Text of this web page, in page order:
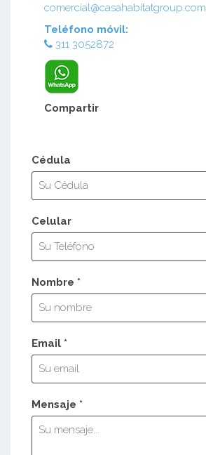
comercial@casahabitatgroup.com
Teléfono móvil:
311 3052872
Compartir
Cédula
Celular
Nombre *
Email *
Mensaje *